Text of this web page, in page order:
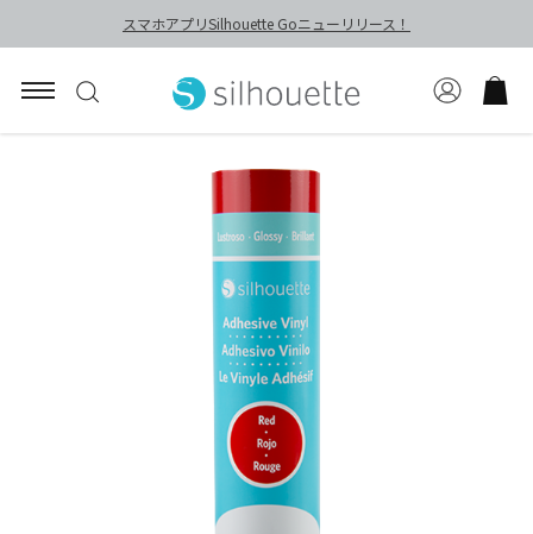
スマホアプリSilhouette Goニューリリース！